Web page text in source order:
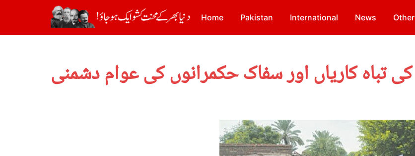
Home Pakistan International News
تباہ کاریاں اور سفاک حکمرانوں کی عوام دشمنی